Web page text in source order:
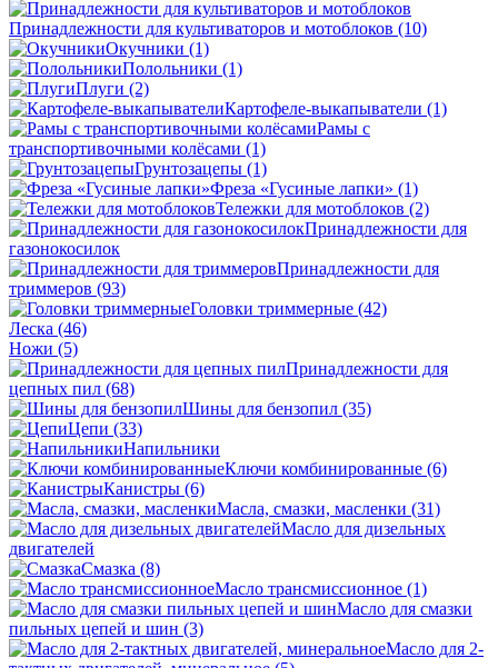
Принадлежности для культиваторов и мотоблоков (10)
Окучники (1)
Полольники (1)
Плуги (2)
Картофеле-выкапыватели (1)
Рамы с
транспортивочными колёсами (1)
Грунтозацепы (1)
Фреза «Гусиные лапки» (1)
Тележки для мотоблоков (2)
Принадлежности для
газонокосилок
Принадлежности для
триммеров (93)
Головки триммерные (42)
Леска (46)
Ножи (5)
Принадлежности для
цепных пил (68)
Шины для бензопил (35)
Цепи (33)
Напильники
Ключи комбинированные (6)
Канистры (6)
Масла, смазки, масленки (31)
Масло для дизельных
двигателей
Смазка (8)
Масло трансмиссионное (1)
Масло для смазки
пильных цепей и шин (3)
Масло для 2-